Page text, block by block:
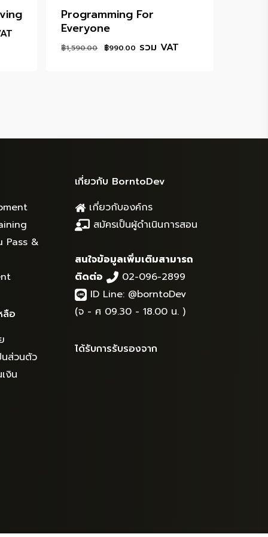
Programming For
Everyone
฿1,590.00
Original
฿990.00 Current
รวม VAT
Pass &
ลือ
ส่วนตัว
งิน
เกี่ยวกับ BorntoDev
เกี่ยวกับองค์กร
สมัครเป็นผู้ดำเนินการสอน
สนใจข้อมูลเพิ่มเติมสามารถ
ติดต่อ
02-096-2899
ID Line: @borntoDev
(จ - ศ 09.30 - 18.00 น. )
ได้รับการรับรองจาก